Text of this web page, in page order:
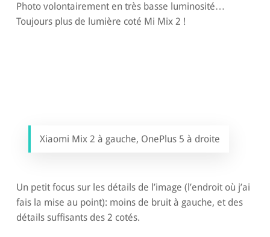
Photo volontairement en très basse luminosité…
Toujours plus de lumière coté Mi Mix 2 !
Xiaomi Mix 2 à gauche, OnePlus 5 à droite
Un petit focus sur les détails de l’image (l’endroit où j’ai
fais la mise au point): moins de bruit à gauche, et des
détails suffisants des 2 cotés.